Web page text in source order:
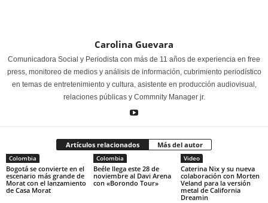
Carolina Guevara
Comunicadora Social y Periodista con más de 11 años de experiencia en free
press, monitoreo de medios y análisis de información, cubrimiento periodístico
en temas de entretenimiento y cultura, asistente en producción audiovisual,
relaciones públicas y Commnity Manager jr.
Artículos relacionados Más del autor
Colombia
Bogotá se convierte en el
escenario más grande de
Morat con el lanzamiento
de Casa Morat
Colombia
Beéle llega este 28 de
noviembre al Davi Arena
con «Borondo Tour»
Video
Caterina Nix y su nueva
colaboración con Morten
Veland para la versión
metal de California
Dreamin